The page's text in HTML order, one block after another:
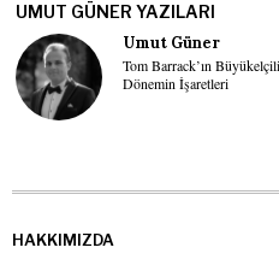
UMUT GÜNER YAZILARI
Umut Güner
Tom Barrack’ın
Dönemin İşaretleri
HAKKIMIZDA